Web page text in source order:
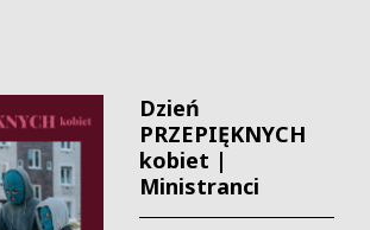
Dzień
PRZEPIĘKNYCH
kobiet |
Ministranci